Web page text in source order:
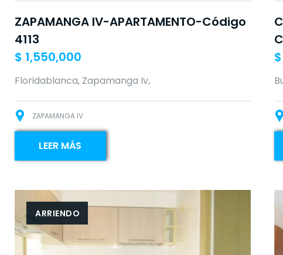
ZAPAMANGA IV-APARTAMENTO-Código
4113
$ 1,550,000
Floridablanca, Zapamanga Iv,
ZAPAMANGA IV
LEER MÁS
$
ARRIENDO